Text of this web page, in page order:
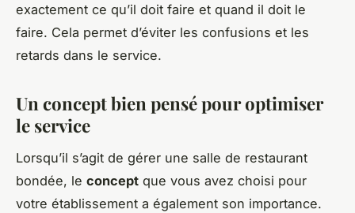
exactement ce qu’il doit faire et quand il doit le
faire. Cela permet d’éviter les confusions et les
retards dans le service.
Un concept bien pensé pour optimiser
le service
Lorsqu’il s’agit de gérer une salle de restaurant
bondée, le concept que vous avez choisi pour
votre établissement a également son importance.